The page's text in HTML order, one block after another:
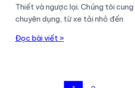
Thiết và ngược lại. Chúng tôi
chuyên dụng, từ xe tải nhỏ đến
Xe
Đọc bài viết »